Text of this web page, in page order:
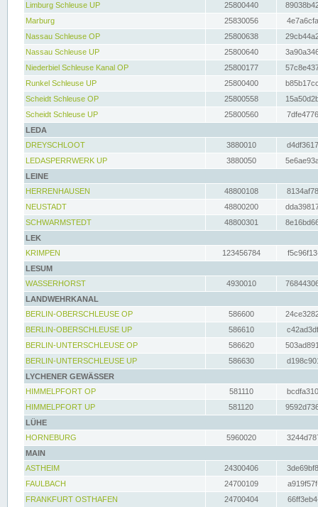
Limburg Schleuse UP
25800440
Marburg
25830056
Nassau Schleuse OP
25800638
Nassau Schleuse UP
25800640
Niederbiel Schleuse Kanal OP
25800177
Runkel Schleuse UP
25800400
Scheidt Schleuse OP
25800558
Scheidt Schleuse UP
25800560
LEDA
DREYSCHLOOT
3880010
LEDASPERRWERK UP
3880050
LEINE
HERRENHAUSEN
48800108
NEUSTADT
48800200
SCHWARMSTEDT
48800301
LEK
KRIMPEN
123456784
LESUM
WASSERHORST
4930010
LANDWEHRKANAL
BERLIN-OBERSCHLEUSE OP
586600
BERLIN-OBERSCHLEUSE UP
586610
BERLIN-UNTERSCHLEUSE OP
586620
BERLIN-UNTERSCHLEUSE UP
586630
LYCHENER GEWÄSSER
HIMMELPFORT OP
581110
HIMMELPFORT UP
581120
LÜHE
HORNEBURG
5960020
MAIN
ASTHEIM
24300406
FAULBACH
24700109
FRANKFURT OSTHAFEN
24700404